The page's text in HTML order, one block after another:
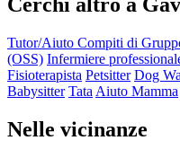
Tutor/Aiuto Compiti di
(OSS) Infermiere
Fisioterapista Petsitter Dog
Babysitter Tata Aiuto Mamma
Nelle vicinanze